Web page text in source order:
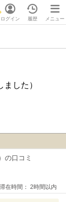
ログイン 履歴 メニュー
した）
の口コミ
在時間： 2時間以内